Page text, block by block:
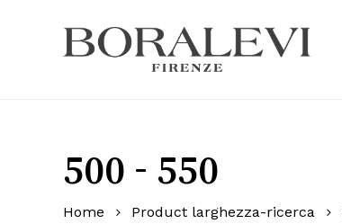
500 - 550
Home Product larghezza-ricerca